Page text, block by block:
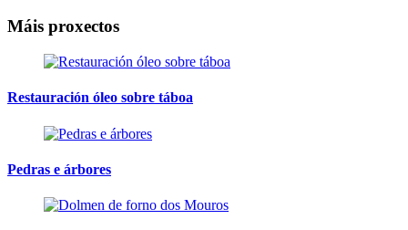
Máis proxectos
Restauración óleo sobre táboa
Pedras e árbores